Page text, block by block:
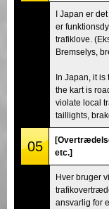
I Japan er
er
trafiklove.
Bremselys,
In Japan, it is
the kart is
violate local
taillights,
05
etc.]
Hver bruger
ansvarlig for